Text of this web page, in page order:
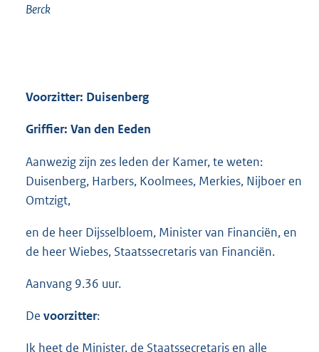
Berck
Voorzitter: Duisenberg
Griffier: Van den Eeden
Aanwezig zijn zes leden der Kamer, te weten:
Duisenberg, Harbers, Koolmees, Merkies, Nijboer en
Omtzigt,
en de heer Dijsselbloem, Minister van Financiën, en
de heer Wiebes, Staatssecretaris van Financiën.
Aanvang 9.36 uur.
De voorzitter:
Ik heet de Minister, de Staatssecretaris en alle